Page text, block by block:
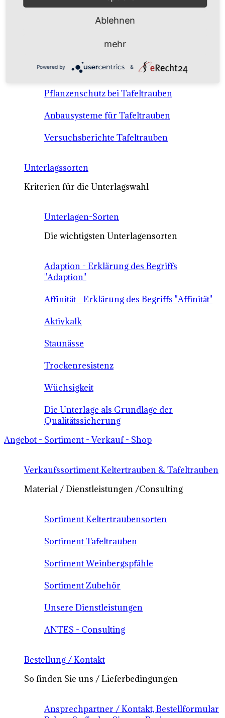
Anbausysteme & Recht
Tafeltrauben A-Z Sortenbeschreibungen
Tafeltraubenanbau - rechtliche
Voraussetzungen
Pflanzenschutz bei Tafeltrauben
Anbausysteme für Tafeltrauben
Versuchsberichte Tafeltrauben
Unterlagssorten
Kriterien für die Unterlagswahl
Unterlagen-Sorten
Die wichtigsten Unterlagensorten
Adaption - Erklärung des Begriffs
"Adaption"
Affinität - Erklärung des Begriffs "Affinität"
Aktivkalk
Staunässe
Trockenresistenz
Wüchsigkeit
Die Unterlage als Grundlage der
Qualitätssicherung
Angebot - Sortiment - Verkauf - Shop
Verkaufssortiment Keltertrauben & Tafeltrauben
Material / Dienstleistungen /Consulting
Sortiment Keltertraubensorten
Sortiment Tafeltrauben
Sortiment Weinbergspfähle
Sortiment Zubehör
Unsere Dienstleistungen
ANTES - Consulting
Bestellung / Kontakt
So finden Sie uns / Lieferbedingungen
Ansprechpartner / Kontakt, Bestellformular
Ablehnen
mehr
Powered by &